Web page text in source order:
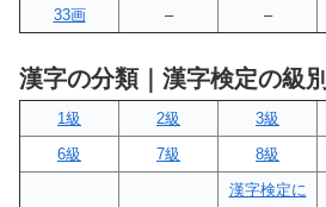
33画
– –
漢字の分類｜漢字検定の級別
1級 2級 3級
6級
7級 8級
漢字検定に